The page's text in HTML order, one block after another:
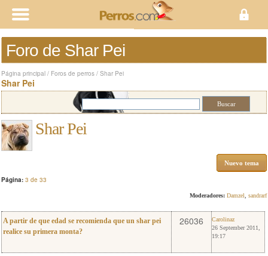
Foro de Shar Pei
Página principal / Foros de perros / Shar Pei
Shar Pei
Shar Pei
Nuevo tema
Página: 3 de 33
Moderadores: Damzel sandrarf
A partir de que edad se recomienda que un shar pei
realice su primera monta?
Carolinaz
26036
Carolinaz
26 September 2011,
19:17